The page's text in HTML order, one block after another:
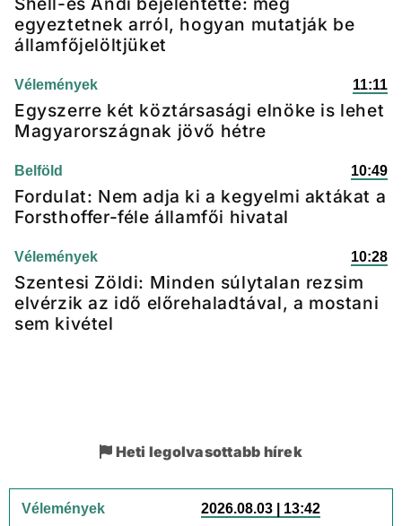
egyeztetnek arról, hogyan mutatják be
államfőjelöltjüket
Vélemények 11:11
Egyszerre két köztársasági elnöke is lehet
Magyarországnak jövő hétre
Belföld 10:49
Fordulat: Nem adja ki a kegyelmi aktákat a
Forsthoffer-féle államfői hivatal
Vélemények 10:28
Szentesi Zöldi: Minden súlytalan rezsim
elvérzik az idő előrehaladtával, a mostani
sem kivétel
Heti legolvasottabb hírek
Vélemények 2026.08.03 | 13:42